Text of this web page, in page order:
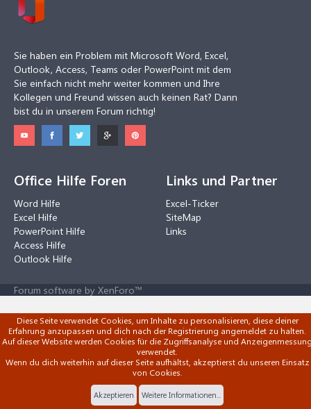
Sie haben ein Problem mit Microsoft Word, Excel,
Outlook, Access, Teams oder PowerPoint mit dem
Sie einfach nicht mehr weiter kommen und Ihre
Kollegen und Freund wissen auch keinen Rat? Dann
bist du in unserem Forum richtig!
Office Hilfe Foren
Word Hilfe
Excel Hilfe
PowerPoint Hilfe
Access Hilfe
Outlook Hilfe
Links und Partner
Excel-Ticker
SiteMap
Links
Forum software by XenForo™
Diese Seite verwendet Cookies, um Inhalte zu personalisieren, diese deiner
Erfahrung anzupassen und dich nach der Registrierung angemeldet zu halten.
Auf dieser Website werden Cookies für die Zugriffsanalyse und
verwendet.
Wenn du dich weiterhin auf dieser Seite aufhältst, akzeptierst du unseren Einsatz
von Cookies.
Akzeptieren Weitere Informationen...